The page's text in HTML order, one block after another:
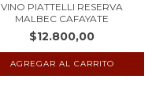
VINO PIATTELLI RESERVA
MALBEC CAFAYATE
$12.800,00